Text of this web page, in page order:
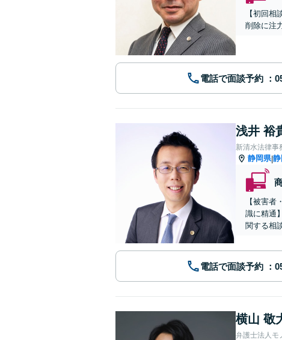
【初回
削除に注
電話で面談予約
浅井 裕
新清水法律事
静岡県|
【被害
識に精通
関する相
電話で面談予約
横山 敬
弁護士法人モ